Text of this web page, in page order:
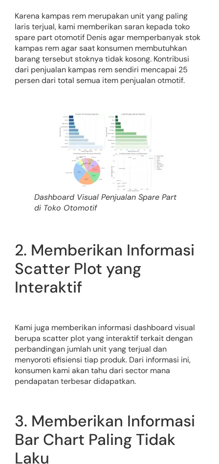
Karena kampas rem merupakan unit yang paling
laris terjual, kami memberikan saran kepada toko
spare part otomotif Denis agar memperbanyak stok
kampas rem agar saat konsumen membutuhkan
barang tersebut stoknya tidak kosong. Kontribusi
dari penjualan kampas rem sendiri mencapai 25
persen dari total semua item penjualan otmotif.
Dashboard Visual Penjualan Spare Part
di Toko Otomotif
2. Memberikan Informasi
Scatter Plot yang
Interaktif
Kami juga memberikan informasi dashboard visual
berupa scatter plot yang interaktif terkait dengan
perbandingan jumlah unit yang terjual dan
menyoroti efisiensi tiap produk. Dari informasi ini,
konsumen kami akan tahu dari sector mana
pendapatan terbesar didapatkan.
3. Memberikan Informasi
Bar Chart Paling Tidak
Laku